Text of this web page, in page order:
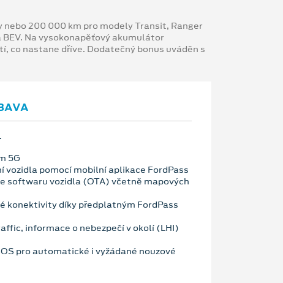
nebo 200 000 km pro modely Transit, Ranger
Na vysokonapěťový akumulátor
co nastane dříve. Dodatečný bonus uváděn s
5G
vozidla pomocí mobilní aplikace FordPass
softwaru vozidla (OTA) včetně mapových
konektivity díky předplatným FordPass
informace o nebezpečí v okolí (LHI)
pro automatické i vyžádané nouzové